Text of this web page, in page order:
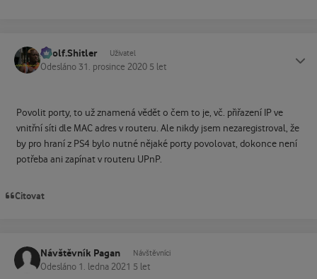
Adolf.Shitler Uživatel
Odesláno 31. prosince 2020 5 let
Povolit porty, to už znamená vědět o čem to je, vč. přiřazení IP ve
vnitřní síti dle MAC adres v routeru. Ale nikdy jsem nezaregistroval, že
by pro hraní z PS4 bylo nutné nějaké porty povolovat, dokonce není
potřeba ani zapínat v routeru UPnP.
Citovat
Návštěvník Pagan Návštěvníci
Odesláno 1. ledna 2021 5 let